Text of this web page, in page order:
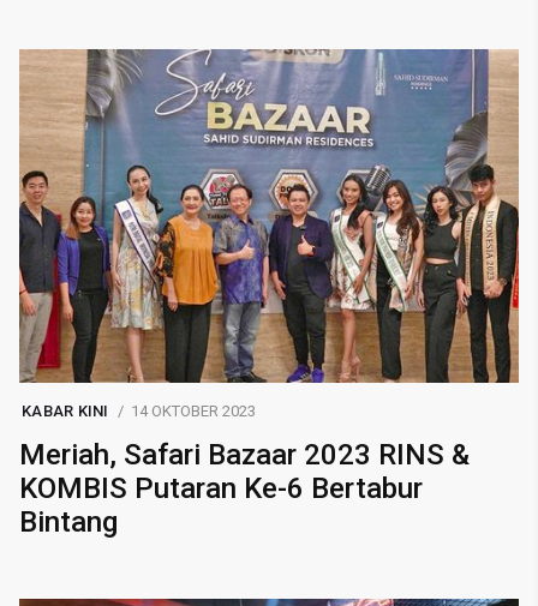
KABAR KINI 14 OKTOBER 2023
Meriah, Safari Bazaar 2023 RINS &
KOMBIS Putaran Ke-6 Bertabur
Bintang